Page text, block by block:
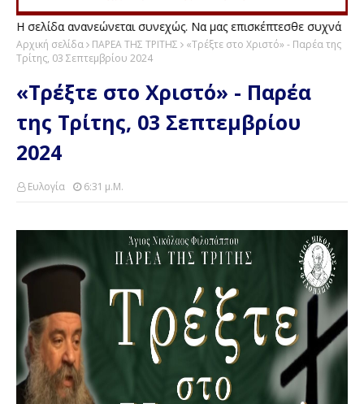
Η σελίδα ανανεώνεται συνεχώς. Να μας επισκέπτεσθε συχνά
Αρχική σελίδα ΠΑΡΕΑ ΤΗΣ ΤΡΙΤΗΣ
«Τρέξτε στο Χριστό» - Παρέα της
Τρίτης, 03 Σεπτεμβρίου 2024
«Τρέξτε στο Χριστό» - Παρέα
της Τρίτης, 03 Σεπτεμβρίου
2024
Ευλογία 6:31 Μ.μ.